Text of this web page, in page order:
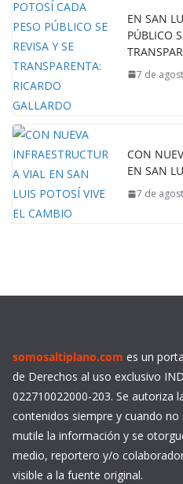
EN SAN
PÚBLICO
7 de
CON
EN SAN
7 de
somosaltiplano.com es un
de Derechos al uso exclusivo
022710022000-203. Se autoriza
contenidos siempre y cuando
mutile la información y se
medio, reportero y/o
visible a la fuente original.